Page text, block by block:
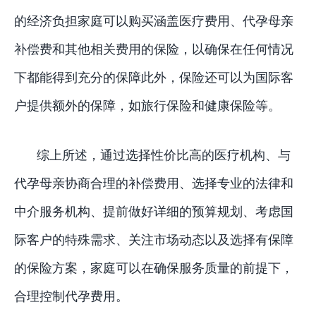
的经济负担家庭可以购买涵盖医疗费用、代孕母亲
补偿费和其他相关费用的保险，以确保在任何情况
下都能得到充分的保障此外，保险还可以为国际客
户提供额外的保障，如旅行保险和健康保险等。
综上所述，通过选择性价比高的医疗机构、与
代孕母亲协商合理的补偿费用、选择专业的法律和
中介服务机构、提前做好详细的预算规划、考虑国
际客户的特殊需求、关注市场动态以及选择有保障
的保险方案，家庭可以在确保服务质量的前提下，
合理控制代孕费用。